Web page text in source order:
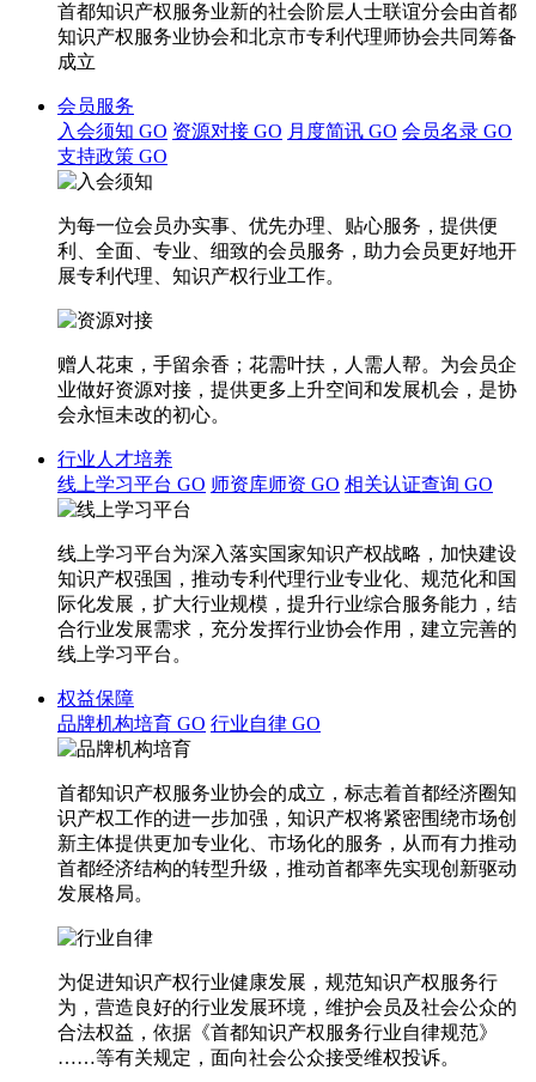
首都知识产权服务业新的社会阶层人士联谊分会由首都
知识产权服务业协会和北京市专利代理师协会共同筹备
成立
会员服务
入会须知 GO 资源对接 GO 月度简讯 GO 会员名录 GO
支持政策 GO
为每一位会员办实事、优先办理、贴心服务，提供便
利、全面、专业、细致的会员服务，助力会员更好地开
展专利代理、知识产权行业工作。
赠人花束，手留余香；花需叶扶，人需人帮。为会员企
业做好资源对接，提供更多上升空间和发展机会，是协
会永恒未改的初心。
行业人才培养
线上学习平台 GO 师资库师资 GO 相关认证查询 GO
线上学习平台为深入落实国家知识产权战略，加快建设
知识产权强国，推动专利代理行业专业化、规范化和国
际化发展，扩大行业规模，提升行业综合服务能力，结
合行业发展需求，充分发挥行业协会作用，建立完善的
线上学习平台。
权益保障
品牌机构培育 GO 行业自律 GO
首都知识产权服务业协会的成立，标志着首都经济圈知
识产权工作的进一步加强，知识产权将紧密围绕市场创
新主体提供更加专业化、市场化的服务，从而有力推动
首都经济结构的转型升级，推动首都率先实现创新驱动
发展格局。
为促进知识产权行业健康发展，规范知识产权服务行
为，营造良好的行业发展环境，维护会员及社会公众的
合法权益，依据《首都知识产权服务行业自律规范》
……等有关规定，面向社会公众接受维权投诉。